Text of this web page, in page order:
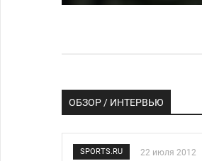
ОБЗОР / ИНТЕРВЬЮ
SPORTS.RU 22 июля 2012